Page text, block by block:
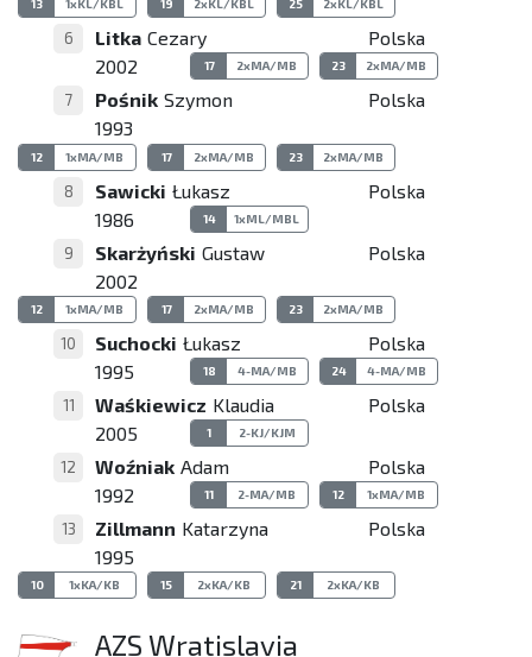
13 1xKL/KBL 19 2xKL/KBL 25 2xKL/KBL
6 Litka Cezary
Polska
2002
17 2xMA/MB 23 2xMA/MB
7 Pośnik Szymon
Polska
1993
12 1xMA/MB 17 2xMA/MB 23 2xMA/MB
8 Sawicki Łukasz
Polska
1986
14 1xML/MBL
9 Skarżyński Gustaw
Polska
2002
12 1xMA/MB 17 2xMA/MB 23 2xMA/MB
10 Suchocki Łukasz
Polska
1995
18 4-MA/MB 24 4-MA/MB
11 Waśkiewicz Klaudia
Polska
2005
1 2-KJ/KJM
12 Woźniak Adam
Polska
1992
11 2-MA/MB 12 1xMA/MB
13 Zillmann Katarzyna
Polska
1995
10 1xKA/KB 15 2xKA/KB 21 2xKA/KB
AZS Wratislavia